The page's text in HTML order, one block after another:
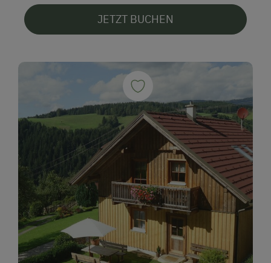
JETZT BUCHEN